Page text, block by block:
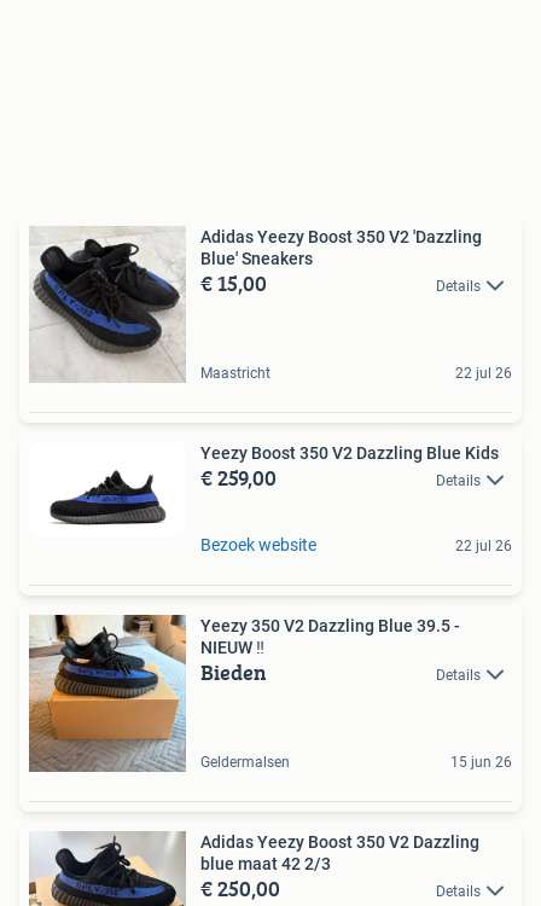
Adidas Yeezy Boost 350 V2 'Dazzling
Blue' Sneakers
€ 15,00 Details
Maastricht 22 jul 26
Yeezy Boost 350 V2 Dazzling Blue Kids
€ 259,00 Details
Bezoek website 22 jul 26
Yeezy 350 V2 Dazzling Blue 39.5 -
NIEUW ‼️
Bieden Details
Geldermalsen 15 jun 26
Adidas Yeezy Boost 350 V2 Dazzling
blue maat 42 2/3
€ 250,00 Details